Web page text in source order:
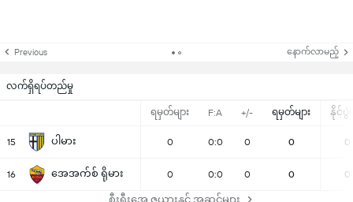
Previous နောက်လာမည့်
လက်ရှိရပ်တည်မှု
ရမှတ်များ F:A +/- ရမှတ်များ နိုင်ပွဲမ
15 ပါမား 0 0:0 0 0 0
16 အေအက်စ် ရိုမား 0 0:0 0 0 0
စီးရီးအေ ဇယားနှင့် အဆင့်များ